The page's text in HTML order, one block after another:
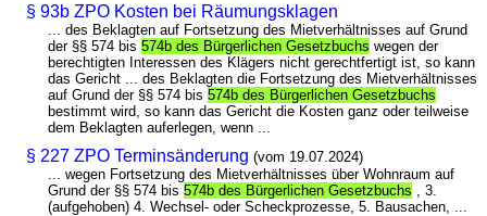
§ 93b ZPO Kosten bei Räumungsklagen
... des Beklagten auf Fortsetzung des Mietverhältnisses auf Grund
der §§ 574 bis574b des Bürgerlichen Gesetzbuchs wegen der
berechtigten Interessen des Klägers nicht gerechtfertigt ist, so kann
das Gericht ... des Beklagten die Fortsetzung des Mietverhältnisses
auf Grund der §§ 574 bis574b des Bürgerlichen Gesetzbuchs
bestimmt wird, so kann das Gericht die Kosten ganz oder teilweise
dem Beklagten auferlegen, wenn ...
§ 227 ZPO Terminsänderung (vom 19.07.2024)
... wegen Fortsetzung des Mietverhältnisses über Wohnraum auf
Grund der §§ 574 bis574b des Bürgerlichen Gesetzbuchs , 3.
(aufgehoben) 4. Wechsel- oder Scheckprozesse, 5. Bausachen, ...